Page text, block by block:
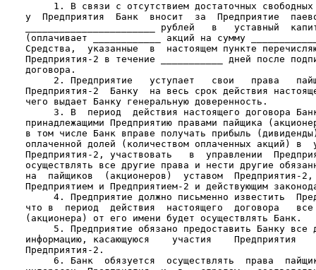
1. В связи с отсутствием достаточных
у  Предприятия  Банк  вносит  за  Предприятие
_______________________ рублей   в   уставный
(оплачивает ____________ акций на сумму
Средства,  указанные  в  настоящем пункте
Предприятия-2 в течение ___________ дней после
    договора.
2. Предприятие   уступает   свои   права
Предприятия-2  Банку  на весь срок действия
    чего выдает Банку генеральную доверенность.
3. В  период  действия настоящего договора
принадлежащими Предприятию правами пайщика
в том числе Банк вправе получать прибыль
оплаченной долей (количеством оплаченных акций) в
Предприятия-2, участвовать   в  управлении
осуществлять все другие права и нести другие
на  пайщиков  (акционеров)  уставом  Предприятия-
Предприятием и Предприятием-2 и действующим
4. Предприятие должно письменно известить
что в  период  действия  настоящего  договора
    (акционера) от его имени будет осуществлять Банк.
5. Предприятие обязано предоставить Банку все
информацию, касающуюся    участия    Предприятия
    Предприятия-2.
6. Банк  обязуется  осуществлять  права